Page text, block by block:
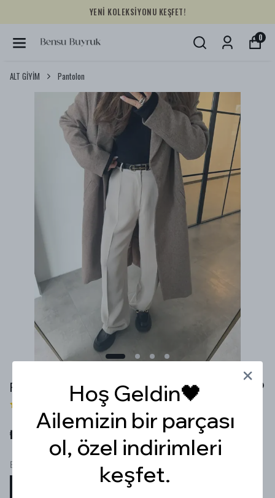
YENİ KOLEKSİYONU KEŞFET!
0
ALT GİYİM Pantolon
PREMİUM YÜKSEK BEL BEJ RENGİ PALAZZO PANTOLON
3 değerlendirme
₺ 999.99
Beden
XL
Hoş Geldin🖤
Ailemizin bir parçası
ol, özel indirimleri
keşfet.